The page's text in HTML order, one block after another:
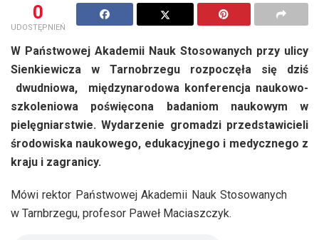
0
UDOSTĘPNIEŃ
W Państwowej Akademii Nauk Stosowanych przy ulicy
Sienkiewicza w Tarnobrzegu rozpoczęła się dziś
dwudniowa, międzynarodowa konferencja naukowo-
szkoleniowa poświęcona badaniom naukowym w
pielęgniarstwie. Wydarzenie gromadzi przedstawicieli
środowiska naukowego, edukacyjnego i medycznego z
kraju i zagranicy.
Mówi rektor Państwowej Akademii Nauk Stosowanych
w Tarnbrzegu, profesor Paweł Maciaszczyk.